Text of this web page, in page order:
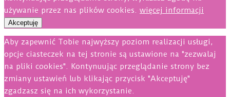
używanie przez nas plików cookies. więcej informacji
Akceptuję
Aby zapewnić Tobie najwyższy poziom realizacji usługi,
opcje ciasteczek na tej stronie są ustawione na "zezwalaj
na pliki cookies". Kontynuując przeglądanie strony bez
zmiany ustawień lub klikając przycisk "Akceptuję"
zgadzasz się na ich wykorzystanie.